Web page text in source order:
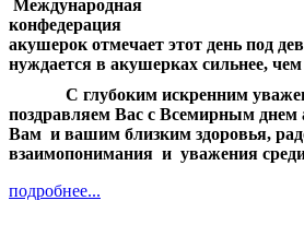
Международная
конфедерация
акушерок отмечает этот день под
нуждается в акушерках сильнее, чем
С глубоким искренним
поздравляем Вас с Всемирным
Вам и вашим близким здоровья,
взаимопонимания и уважения
подробнее...